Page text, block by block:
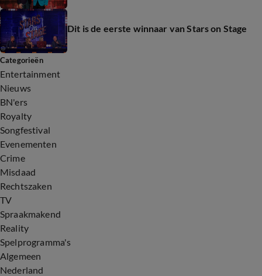
Dit is de eerste winnaar van Stars on Stage
Categorieën
Entertainment
Nieuws
BN'ers
Royalty
Songfestival
Evenementen
Crime
Misdaad
Rechtszaken
TV
Spraakmakend
Reality
Spelprogramma's
Algemeen
Nederland